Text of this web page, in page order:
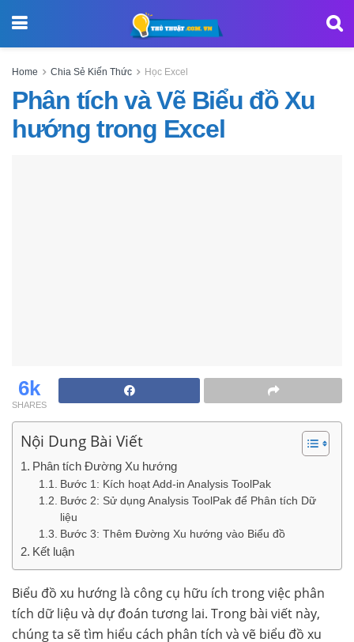
Home Chia Sẻ Kiến Thức Học Excel
Phân tích và Vẽ Biểu đồ Xu
hướng trong Excel
6k
SHARES
Nội Dung Bài Viết
Phân tích Đường Xu hướng
Bước 1: Kích hoạt Add-in Analysis ToolPak
Bước 2: Sử dụng Analysis ToolPak để Phân tích Dữ
liệu
Bước 3: Thêm Đường Xu hướng vào Biểu đồ
Kết luận
Biểu đồ xu hướng là công cụ hữu ích trong việc phân
tích dữ liệu và dự đoán tương lai. Trong bài viết này,
chúng ta sẽ tìm hiểu cách phân tích và vẽ biểu đồ xu